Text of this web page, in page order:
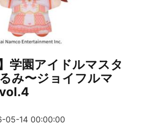
学園アイドルマスタ
み〜ジョイフルマ
05-14 00:00:00